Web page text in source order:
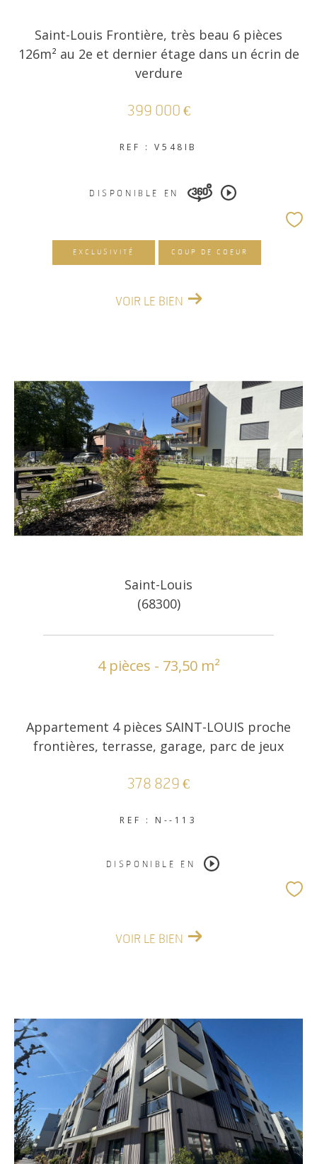
Saint-Louis Frontière, très beau 6 pièces
126m² au 2e et dernier étage dans un écrin de
verdure
399 000 €
REF : V548IB
DISPONIBLE EN
EXCLUSIVITÉ COUP DE COEUR
VOIR LE BIEN
Saint-Louis
(68300)
4 pièces - 73,50 m²
Appartement 4 pièces SAINT-LOUIS proche
frontières, terrasse, garage, parc de jeux
378 829 €
REF : N--113
DISPONIBLE EN
VOIR LE BIEN
RECHERCHER